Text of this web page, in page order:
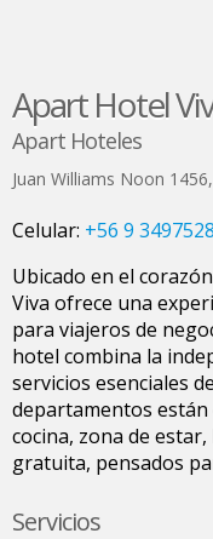
Apart Hotel
Apart Hoteles
Juan Williams Noon 1456,
Celular: +56 9
Ubicado en el
Viva ofrece una
para viajeros de
hotel combina la
servicios esenciales
departamentos
cocina, zona de
gratuita, pensados
Servicios